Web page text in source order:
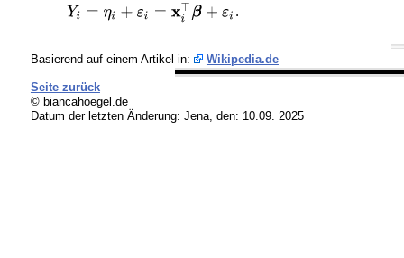
.
Basierend auf einem Artikel in: Wikipedia.de
Seite zurück
© biancahoegel.de
Datum der letzten Änderung: Jena, den: 10.09. 2025